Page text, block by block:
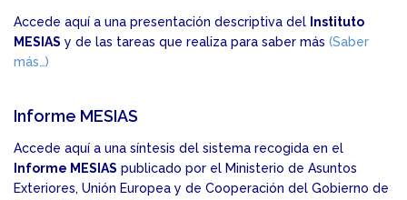
Accede aquí a una presentación descriptiva del Instituto
MESIAS y de las tareas que realiza para saber más (Saber
más…)
Informe MESIAS
Accede aquí a una síntesis del sistema recogida en el
Informe MESIAS publicado por el Ministerio de Asuntos
Exteriores, Unión Europea y de Cooperación del Gobierno de